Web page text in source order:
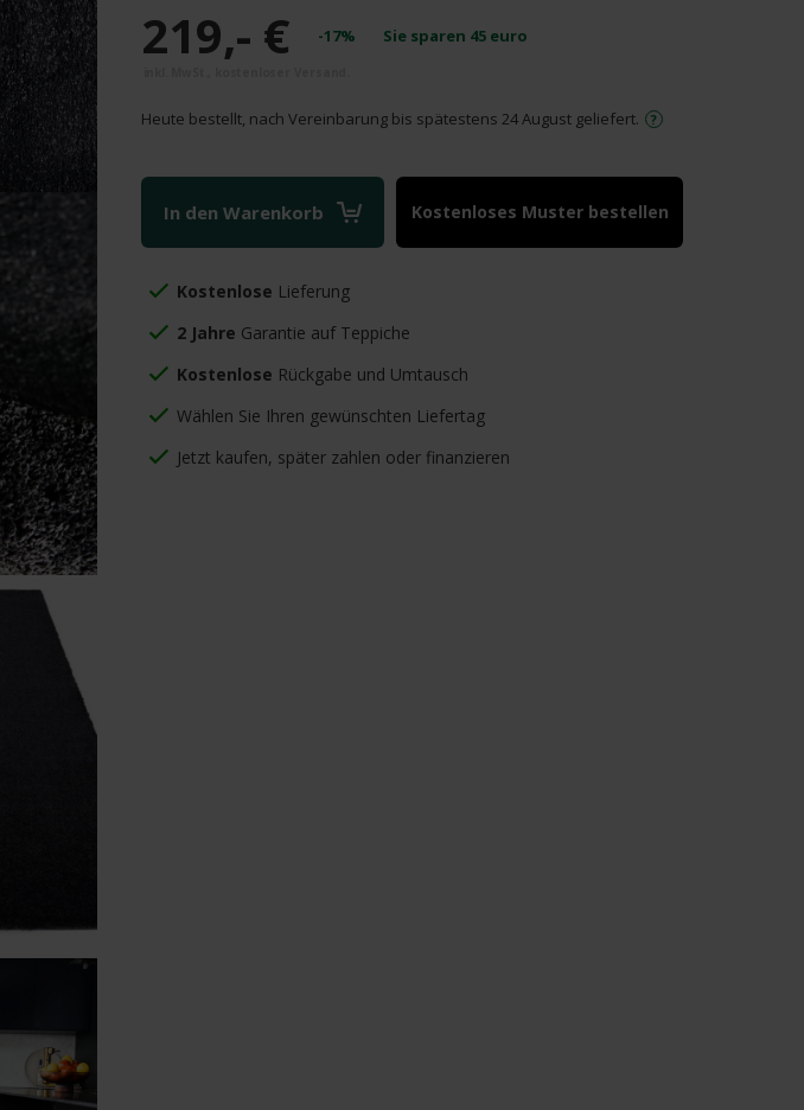
219,- € -17% Sie sparen 45euro
Heute bestellt, nach Vereinbarung bis spätestens 24 August geliefert.
In den Warenkorb Kostenloses Muster bestellen
Kostenlose Lieferung
2 Jahre Garantie auf Teppiche
Kostenlose Rückgabe und Umtausch
Wählen Sie Ihren gewünschten Liefertag
Jetzt kaufen, später zahlen oder finanzieren